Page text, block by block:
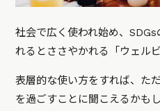
社会で広く使われ始め、
れるとささやかれる「ウェル
表層的な使い方をすれば、た
を過ごすことに聞こえるかも